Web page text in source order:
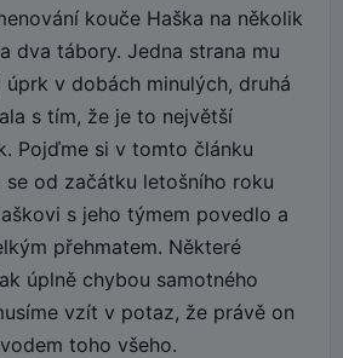
kouče Haška na několik
dva tábory. Jedna strana mu
v dobách minulých, druhá
s tím, že je to největší
Pojďme si v tomto článku
od začátku letošního roku
s jeho týmem povedlo a
přehmatem. Některé
úplně chybou samotného
vzít v potaz, že právě on
toho všeho.